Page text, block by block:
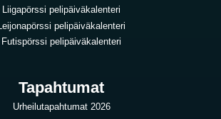
Liigapörssi pelipäiväkalenteri
Leijonapörssi pelipäiväkalenteri
Futispörssi pelipäiväkalenteri
Tapahtumat
Urheilutapahtumat 2026